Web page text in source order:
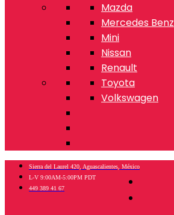
Mazda
Mercedes Benz
Mini
Nissan
Renault
Toyota
Volkswagen
Sierra del Laurel 420, Aguascalientes, México
L-V 9:00AM-5:00PM PDT
449 389 41 67